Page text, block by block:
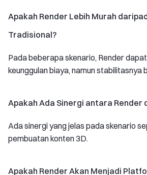
Apakah Render Lebih Murah
Tradisional?
Pada beberapa skenario, Render
keunggulan biaya, namun stabilitasnya
Apakah Ada Sinergi antara Render
Ada sinergi yang jelas pada skenario
pembuatan konten 3D.
Apakah Render Akan Menjadi